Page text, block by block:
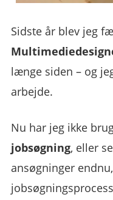
Sidste år blev jeg
længe siden – og
arbejde.
Nu har jeg ikke
jobsøgning, eller
ansøgninger